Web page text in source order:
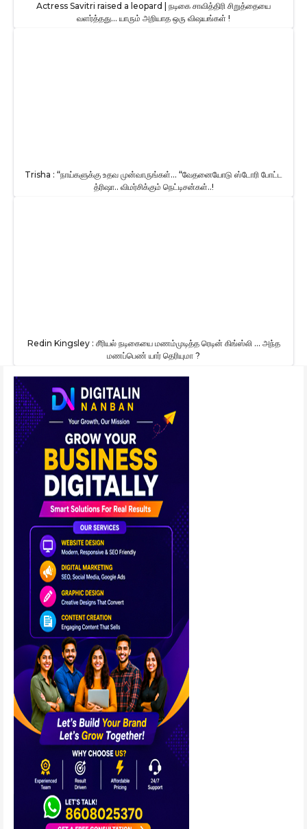
Actress Savitri raised a leopard | நடிகை சாவித்திரி சிறுத்தையை
வளர்த்தது… யாரும் அறியாத ஒரு விஷயங்கள் !
Trisha : “நாய்களுக்கு உதவ முன்வாருங்கள்… “வேதனையோடு ஸ்டோரி போட்ட
த்ரிஷா.. விமர்சிக்கும் நெட்டிசன்கள்..!
Redin Kingsley : சீரியல் நடிகையை மணம்முடித்த ரெடின் கிங்ஸ்லி … அந்த
மணப்பெண் யார் தெரியுமா ?